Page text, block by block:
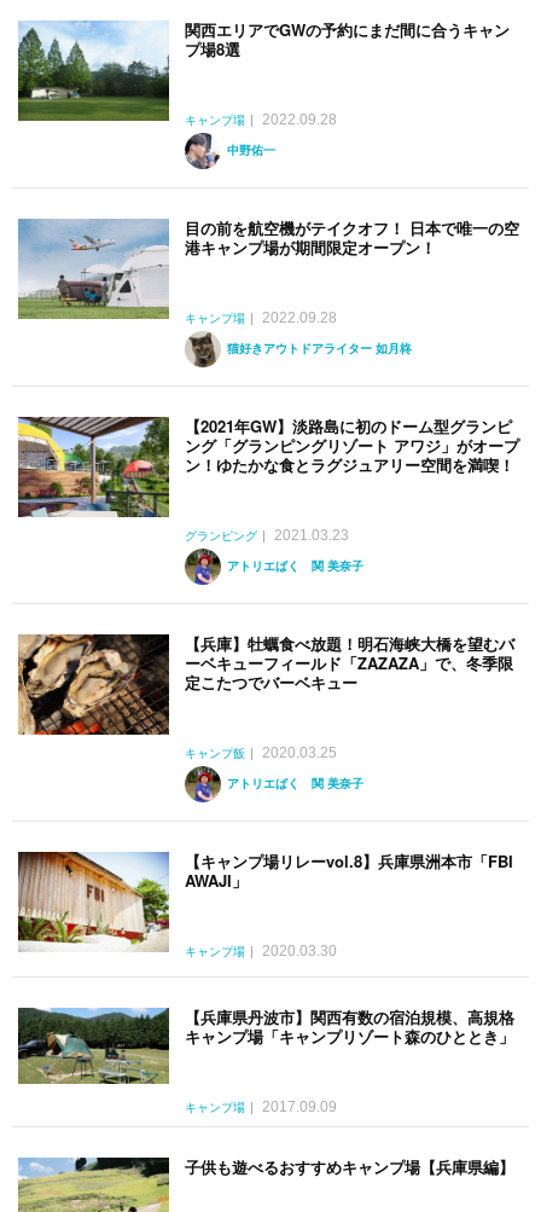
関西エリアでGWの予約にまだ間に合うキャン
プ場8選
キャンプ場
2022.09.28
中野佑一
目の前を航空機がテイクオフ！ 日本で唯一の空
港キャンプ場が期間限定オープン！
キャンプ場
2022.09.28
猫好きアウトドアライター 如月柊
【2021年GW】淡路島に初のドーム型グランピ
ング「グランピングリゾート アワジ」がオープ
ン！ゆたかな食とラグジュアリー空間を満喫！
グランピング
2021.03.23
アトリエばく 関 美奈子
【兵庫】牡蠣食べ放題！明石海峡大橋を望むバ
ーベキューフィールド「ZAZAZA」で、冬季限
定こたつでバーベキュー
キャンプ飯
2020.03.25
アトリエばく 関 美奈子
【キャンプ場リレーvol.8】兵庫県洲本市「FBI
AWAJI」
キャンプ場 2020.03.30
【兵庫県丹波市】関西有数の宿泊規模、高規格
キャンプ場「キャンプリゾート森のひととき」
キャンプ場 2017.09.09
子供も遊べるおすすめキャンプ場【兵庫県編】